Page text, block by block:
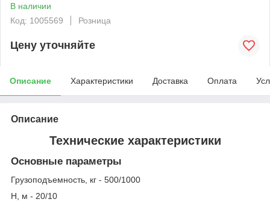
В наличии
Код: 1005569
Розница
Цену уточняйте
Описание Характеристики Доставка Оплата
Описание
Технические характеристики
Основные параметры
Грузоподъемность, кг - 500/1000
Н, м - 20/10